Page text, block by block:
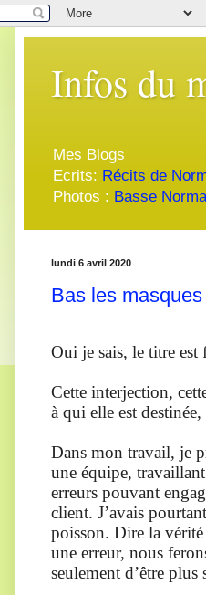
Infos du
Mes Blogs
Ecrits: Récits de
Photos : Basse
lundi 6 avril 2020
Bas les masques
Oui je sais, le titre est
Cette interjection,
à qui elle est
Dans mon travail, je
une équipe,
erreurs pouvant
client. J’avais
poisson. Dire la
une erreur, nous
seulement d’être